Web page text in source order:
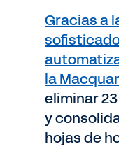
Gracias a
la
eliminar
y
hojas de